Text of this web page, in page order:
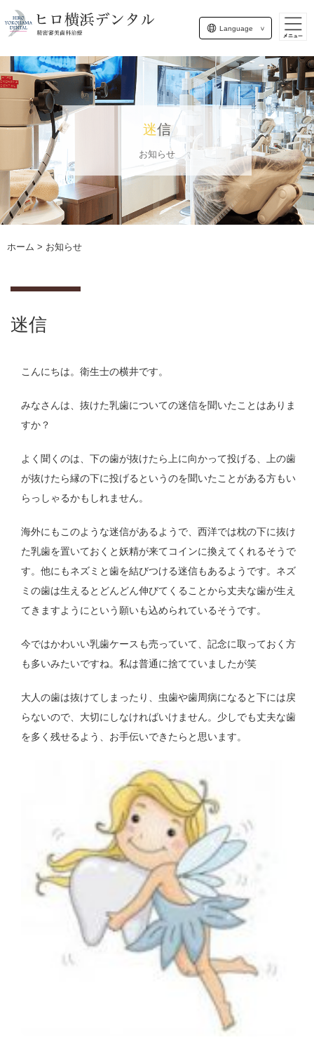
Language
迷信
お知らせ
ホーム > お知らせ
迷信
こんにちは。衛生士の横井です。
みなさんは、抜けた乳歯についての迷信を聞いたことはありま
すか？
よく聞くのは、下の歯が抜けたら上に向かって投げる、上の歯
が抜けたら縁の下に投げるというのを聞いたことがある方もい
らっしゃるかもしれません。
海外にもこのような迷信があるようで、西洋では枕の下に抜け
た乳歯を置いておくと妖精が来てコインに換えてくれるそうで
す。他にもネズミと歯を結びつける迷信もあるようです。ネズ
ミの歯は生えるとどんどん伸びてくることから丈夫な歯が生え
てきますようにという願いも込められているそうです。
今ではかわいい乳歯ケースも売っていて、記念に取っておく方
も多いみたいですね。私は普通に捨てていましたが笑
大人の歯は抜けてしまったり、虫歯や歯周病になると下には戻
らないので、大切にしなければいけません。少しでも丈夫な歯
を多く残せるよう、お手伝いできたらと思います。